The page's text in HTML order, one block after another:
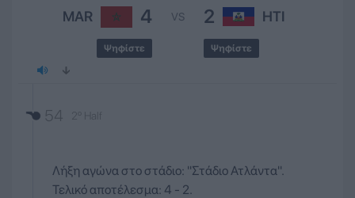
MAR 4
Ψηφίστε
VS 2 HTI
Ψηφίστε
54 2º Half
Λήξη αγώνα στο στάδιο: ''Στάδιο Ατλάντα''.
Τελικό αποτέλεσμα: 4 - 2.